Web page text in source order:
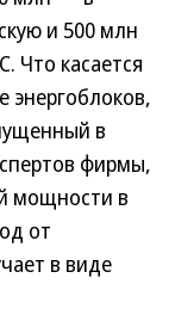
и 500 млн
Что касается
энергоблоков,
в
фирмы,
мощности в
от
в виде